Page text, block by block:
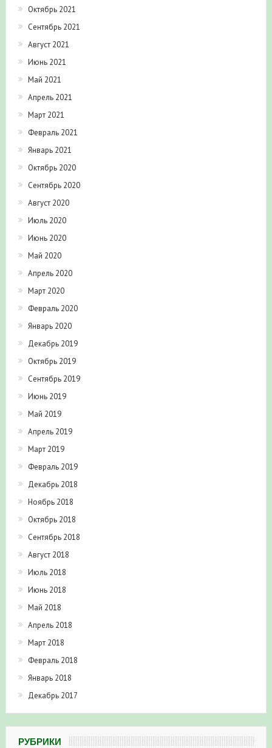
Октябрь 2021
Сентябрь 2021
Август 2021
Июнь 2021
Май 2021
Апрель 2021
Март 2021
Февраль 2021
Январь 2021
Октябрь 2020
Сентябрь 2020
Август 2020
Июль 2020
Июнь 2020
Май 2020
Апрель 2020
Март 2020
Февраль 2020
Январь 2020
Декабрь 2019
Октябрь 2019
Сентябрь 2019
Июнь 2019
Май 2019
Апрель 2019
Март 2019
Февраль 2019
Декабрь 2018
Ноябрь 2018
Октябрь 2018
Сентябрь 2018
Август 2018
Июль 2018
Июнь 2018
Май 2018
Апрель 2018
Март 2018
Февраль 2018
Январь 2018
Декабрь 2017
РУБРИКИ